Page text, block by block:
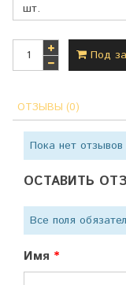
Под
ОТЗЫВЫ (0)
Пока нет отзывов
ОСТАВИТЬ
Все поля
Имя